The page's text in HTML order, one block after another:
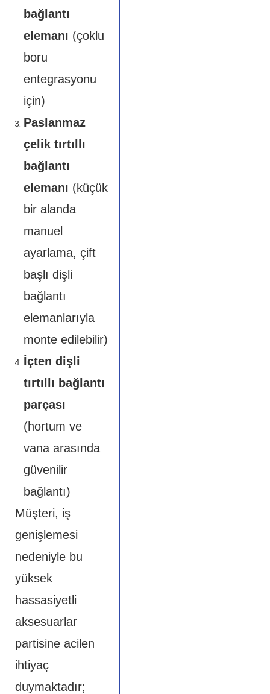
bağlantı
elemanı (çoklu
boru
entegrasyonu
için)
Paslanmaz
çelik tırtıllı
bağlantı
elemanı (küçük
bir alanda
manuel
ayarlama, çift
başlı dişli
bağlantı
elemanlarıyla
monte edilebilir)
İçten dişli
tırtıllı bağlantı
parçası
(hortum ve
vana arasında
güvenilir
bağlantı)
Müşteri, iş
genişlemesi
nedeniyle bu
yüksek
hassasiyetli
aksesuarlar
partisine acilen
ihtiyaç
duymaktadır;